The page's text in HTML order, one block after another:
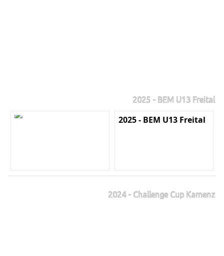
2025 - BEM U13 Freital
2025 - BEM U13 Freital
2024 - Challenge Cup Kamenz